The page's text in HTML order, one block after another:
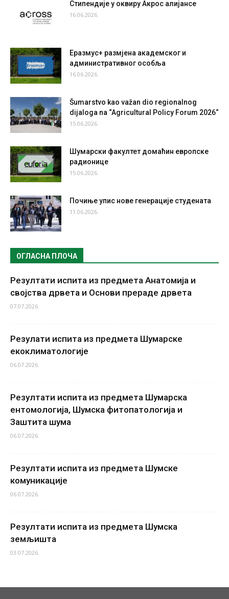
Стипендије у оквиру Акрос алијансе
16.06.2026.
Еразмус+ размјена академског и
административног особља
16.06.2026.
Šumarstvo kao važan dio regionalnog
dijaloga na “Agricultural Policy Forum 2026“
15.06.2026.
Шумарски факултет домаћин европске
радионице
15.06.2026.
Почиње упис нове генерације студената
11.06.2026.
ОГЛАСНА ПЛОЧА
Резултати испита из предмета Анатомија и
својства дрвета и Основи прераде дрвета
07.07.2026.
Резулати испита из предмета Шумарске
екоклиматологије
06.07.2026.
Резултати испита из предмета Шумарска
ентомологија, Шумска фитопатологија и
Заштита шума
06.07.2026.
Резултати испита из предмета Шумске
комуникације
06.07.2026.
Резултати испита из предмета Шумска
земљишта
03.07.2026.